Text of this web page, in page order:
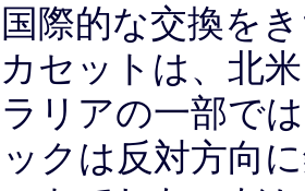
際的な交換を
セットは、北
リアの一部で
クは反対方向